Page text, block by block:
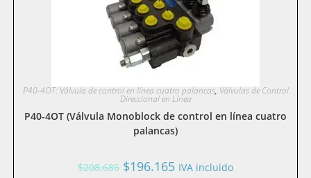
P40-4OT: Válvula de control en línea cuatro palancas, Válvulas de Control
Direccional en Línea
P40-4OT (Válvula Monoblock de control en línea cuatro
palancas)
$208.686 El
precio
$196.165 El
precio
IVA incluido